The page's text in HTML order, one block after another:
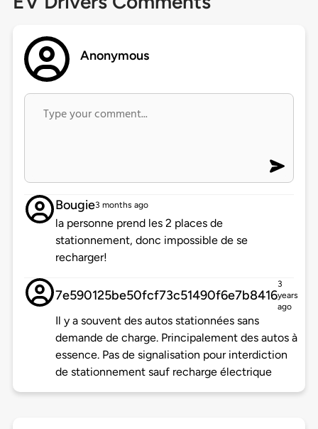
Anonymous
Bougie3 months ago
la personne prend les 2 places de
stationnement, donc impossible de se
recharger!
7e590125be50fcf73c51490f6e7b8416
3
years
ago
Il y a souvent des autos stationnées sans
demande de charge. Principalement des autos à
essence. Pas de signalisation pour interdiction
de stationnement sauf recharge électrique